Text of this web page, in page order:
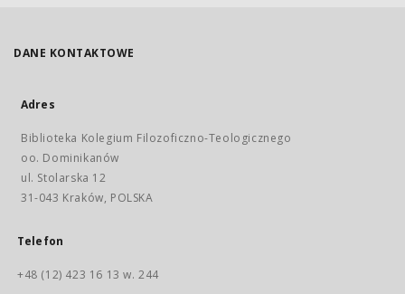
DANE KONTAKTOWE
Adres
Biblioteka Kolegium Filozoficzno-Teologicznego
oo. Dominikanów
ul. Stolarska 12
31-043 Kraków, POLSKA
Telefon
+48 (12) 423 16 13 w. 244